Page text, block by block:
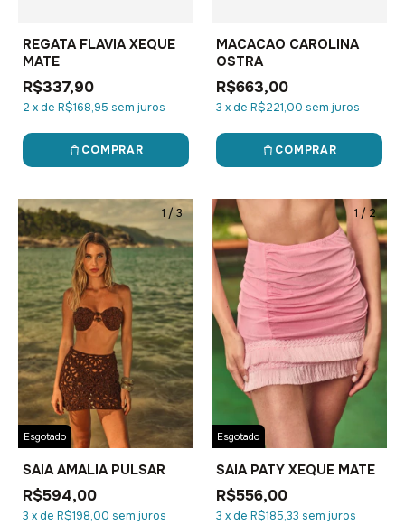
REGATA FLAVIA XEQUE
MATE
R$337,90
2 xde R$168,95 sem juros
COMPRAR
MACACAO CAROLINA
OSTRA
R$663,00
3 xde R$221,00 sem juros
COMPRAR
1 /3
Esgotado
SAIA AMALIA PULSAR
R$594,00
3 xde R$198,00 sem juros
1 / 2
Esgotado
SAIA PATY XEQUE MATE
R$556,00
3 xde R$185,33 sem juros